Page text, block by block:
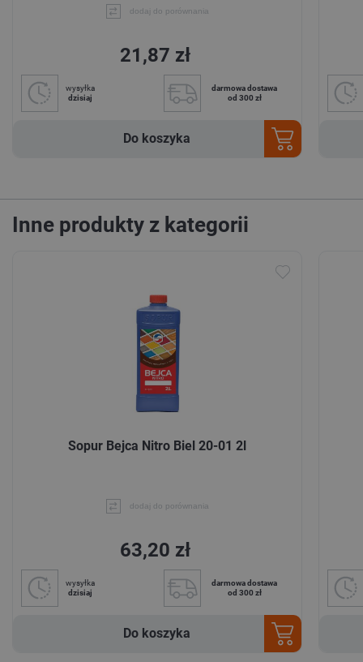
dodaj do porównania
21,87 zł
wysyłka
dzisiaj
darmowa dostawa
od 300 zł
Do koszyka
Inne produkty z kategorii
Sopur Bejca Nitro Biel 20-01 2l
dodaj do porównania
63,20 zł
wysyłka
dzisiaj
darmowa dostawa
od 300 zł
Do koszyka